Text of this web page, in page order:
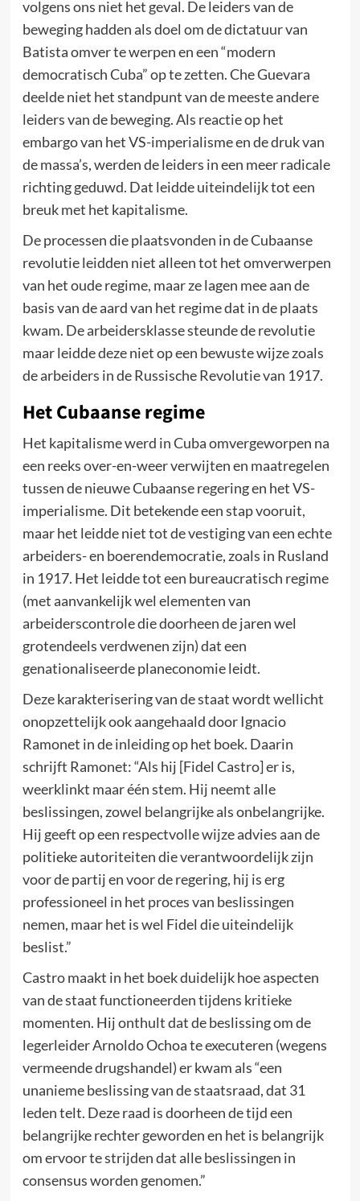
volgens ons niet het geval. De leiders van de
beweging hadden als doel om de dictatuur van
Batista omver te werpen en een “modern
democratisch Cuba” op te zetten. Che Guevara
deelde niet het standpunt van de meeste andere
leiders van de beweging. Als reactie op het
embargo van het VS-imperialisme en de druk van
de massa’s, werden de leiders in een meer radicale
richting geduwd. Dat leidde uiteindelijk tot een
breuk met het kapitalisme.
De processen die plaatsvonden in de Cubaanse
revolutie leidden niet alleen tot het omverwerpen
van het oude regime, maar ze lagen mee aan de
basis van de aard van het regime dat in de plaats
kwam. De arbeidersklasse steunde de revolutie
maar leidde deze niet op een bewuste wijze zoals
de arbeiders in de Russische Revolutie van 1917.
Het Cubaanse regime
Het kapitalisme werd in Cuba omvergeworpen na
een reeks over-en-weer verwijten en maatregelen
tussen de nieuwe Cubaanse regering en het VS-
imperialisme. Dit betekende een stap vooruit,
maar het leidde niet tot de vestiging van een echte
arbeiders- en boerendemocratie, zoals in Rusland
in 1917. Het leidde tot een bureaucratisch regime
(met aanvankelijk wel elementen van
arbeiderscontrole die doorheen de jaren wel
grotendeels verdwenen zijn) dat een
genationaliseerde planeconomie leidt.
Deze karakterisering van de staat wordt wellicht
onopzettelijk ook aangehaald door Ignacio
Ramonet in de inleiding op het boek. Daarin
schrijft Ramonet: “Als hij [Fidel Castro] er is,
weerklinkt maar één stem. Hij neemt alle
beslissingen, zowel belangrijke als onbelangrijke.
Hij geeft op een respectvolle wijze advies aan de
politieke autoriteiten die verantwoordelijk zijn
voor de partij en voor de regering, hij is erg
professioneel in het proces van beslissingen
nemen, maar het is wel Fidel die uiteindelijk
beslist.”
Castro maakt in het boek duidelijk hoe aspecten
van de staat functioneerden tijdens kritieke
momenten. Hij onthult dat de beslissing om de
legerleider Arnoldo Ochoa te executeren (wegens
vermeende drugshandel) er kwam als “een
unanieme beslissing van de staatsraad, dat 31
leden telt. Deze raad is doorheen de tijd een
belangrijke rechter geworden en het is belangrijk
om ervoor te strijden dat alle beslissingen in
consensus worden genomen.”